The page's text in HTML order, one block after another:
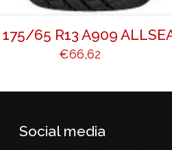
65 R13 A909
€66,62
Social media